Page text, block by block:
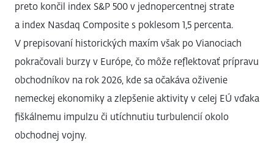
preto končil index S&P 500 v jednopercentnej strate
a index Nasdaq Composite s poklesom 1,5 percenta.
V prepisovaní historických maxím však po Vianociach
pokračovali burzy v Európe, čo môže reflektovať prípravu
obchodníkov na rok 2026, kde sa očakáva oživenie
nemeckej ekonomiky a zlepšenie aktivity v celej EÚ vďaka
fiškálnemu impulzu či utíchnutiu turbulencií okolo
obchodnej vojny.